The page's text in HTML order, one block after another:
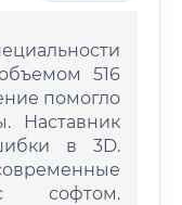
516
помогло
Наставник
в 3D.
софтом.